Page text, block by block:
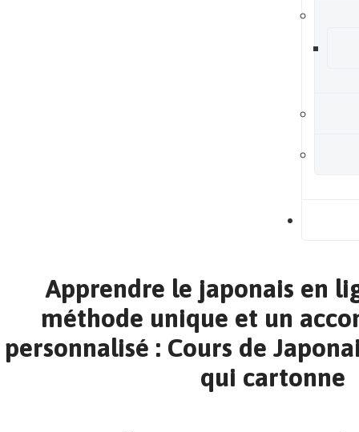
Apprendre le japonais en
méthode unique et un
personnalisé : Cours de
qui cartonne